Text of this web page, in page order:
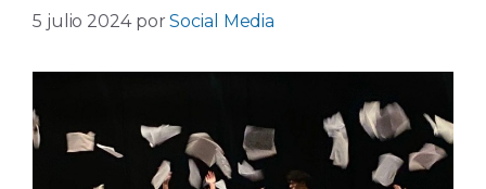
5 julio 2024 porSocial Media